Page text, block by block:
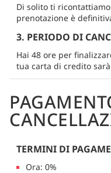
Di solito ti
prenotazione è
3. PERIODO DI
Hai 48 ore per
tua carta di credito
TERMINI DI
Ora: 0%